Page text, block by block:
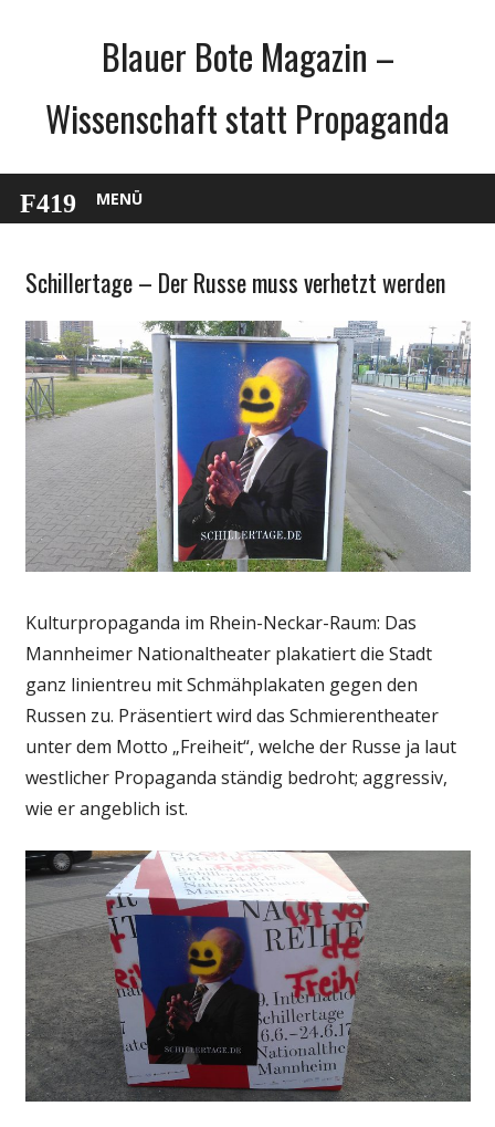
Blauer Bote Magazin –
Wissenschaft statt Propaganda
MENÜ
Gesellschaft
Unterhaltung
Wissenschaft
Schillertage – Der Russe muss verhetzt werden
Kulturpropaganda im Rhein-Neckar-Raum: Das
Mannheimer Nationaltheater plakatiert die Stadt
ganz linientreu mit Schmähplakaten gegen den
Russen zu. Präsentiert wird das Schmierentheater
unter dem Motto „Freiheit“, welche der Russe ja laut
westlicher Propaganda ständig bedroht; aggressiv,
wie er angeblich ist.